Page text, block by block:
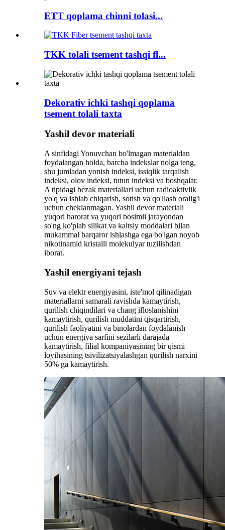
ETT qoplama chinni tolasi...
TKK tolali tsement tashqi fl...
Dekorativ ichki tashqi qoplama
tsement tolali taxta
Yashil devor materiali
A sinfidagi Yonuvchan bo'lmagan materialdan
foydalangan holda, barcha indekslar nolga teng,
shu jumladan yonish indeksi, issiqlik tarqalish
indeksi, olov indeksi, tutun indeksi va boshqalar.
A tipidagi bezak materiallari uchun radioaktivlik
yo'q va ishlab chiqarish, sotish va qo'llash oralig'i
uchun cheklanmagan. Yashil devor materiali
yuqori harorat va yuqori bosimli jarayondan
so'ng ko'plab silikat va kaltsiy moddalari bilan
mukammal barqaror ishlashga ega bo'lgan noyob
nikotinamid kristalli molekulyar tuzilishdan
iborat.
Yashil energiyani tejash
Suv va elektr energiyasini, iste'mol qilinadigan
materiallarni samarali ravishda kamaytirish,
qurilish chiqindilari va chang ifloslanishini
kamaytirish, qurilish muddatini qisqartirish,
qurilish faoliyatini va binolardan foydalanish
uchun energiya sarfini sezilarli darajada
kamaytirish, filial kompaniyasining bir qismi
loyihasining tsivilizatsiyalashgan qurilish narxini
50% ga kamaytirish.